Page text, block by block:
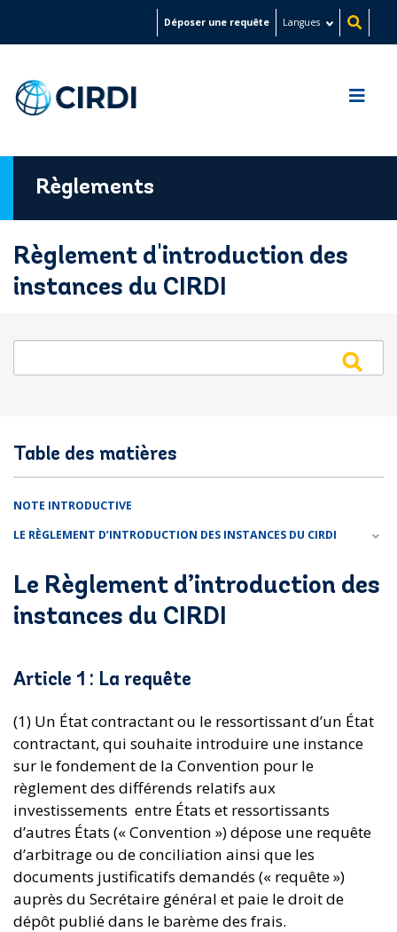
Déposer une requête Langues
Règlements
Règlement d'introduction des
instances du CIRDI
Le Règlement d’introduction des
instances du CIRDI
Article 1 : La requête
(1) Un État contractant ou le ressortissant d’un État
contractant, qui souhaite introduire une instance
sur le fondement de la Convention pour le
règlement des différends relatifs aux
investissements entre États et ressortissants
d’autres États (« Convention ») dépose une requête
d’arbitrage ou de conciliation ainsi que les
documents justificatifs demandés (« requête »)
auprès du Secrétaire général et paie le droit de
dépôt publié dans le barème des frais.
Table des matières
NOTE INTRODUCTIVE
LE RÈGLEMENT D’INTRODUCTION DES INSTANCES DU CIRDI